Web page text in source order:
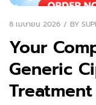
8 เมษายน 2026 BY
Your
Generic
Treatment